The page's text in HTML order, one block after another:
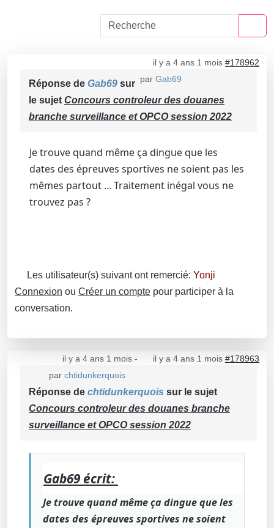
il y a 4 ans 1 mois #178962
par Gab69
Réponse de Gab69 sur
le sujet Concours controleur des douanes
branche surveillance et OPCO session 2022
Je trouve quand même ça dingue que les
dates des épreuves sportives ne soient pas les
mêmes partout ... Traitement inégal vous ne
trouvez pas ?
Les utilisateur(s) suivant ont remercié: Yonji
Connexion ou Créer un compte pour participer à la
conversation.
il y a 4 ans 1 mois- il y a 4 ans 1 mois #178963
par chtidunkerquois
Réponse de chtidunkerquois sur le sujet
Concours controleur des douanes branche
surveillance et OPCO session 2022
Gab69 écrit:
Je trouve quand même ça dingue que les
dates des épreuves sportives ne soient